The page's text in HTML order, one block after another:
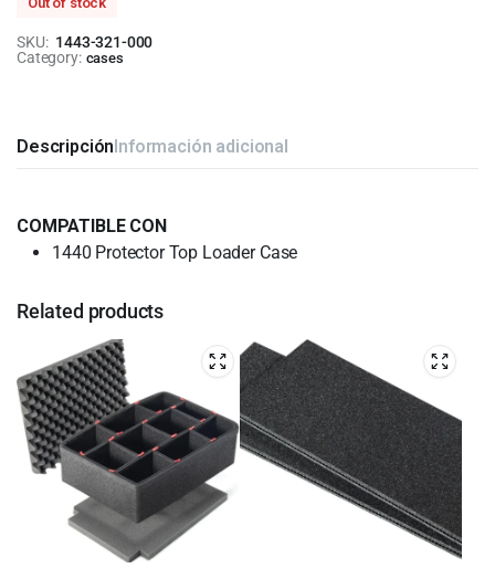
SKU: 1443-321-000
Category: cases
DescripciónInformación adicional
COMPATIBLE CON
1440 Protector Top Loader Case
Related products